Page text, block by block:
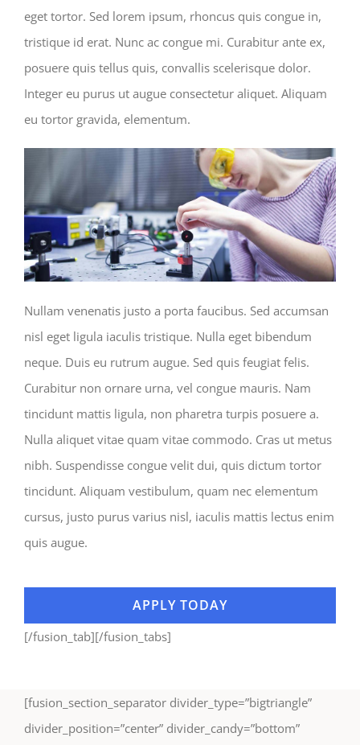
eget tortor. Sed lorem ipsum, rhoncus quis congue in,
tristique id erat. Nunc ac congue mi. Curabitur ante ex,
posuere quis tellus quis, convallis scelerisque dolor.
Integer eu purus ut augue consectetur aliquet. Aliquam
eu tortor gravida, elementum.
Nullam venenatis justo a porta faucibus. Sed accumsan
nisl eget ligula iaculis tristique. Nulla eget bibendum
neque. Duis eu rutrum augue. Sed quis feugiat felis.
Curabitur non ornare urna, vel congue mauris. Nam
tincidunt mattis ligula, non pharetra turpis posuere a.
Nulla aliquet vitae quam vitae commodo. Cras ut metus
nibh. Suspendisse congue velit dui, quis dictum tortor
tincidunt. Aliquam vestibulum, quam nec elementum
cursus, justo purus varius nisl, iaculis mattis lectus enim
quis augue.
APPLY TODAY
[/fusion_tab][/fusion_tabs]
[fusion_section_separator divider_type=”bigtriangle”
divider_position=”center” divider_candy=”bottom”